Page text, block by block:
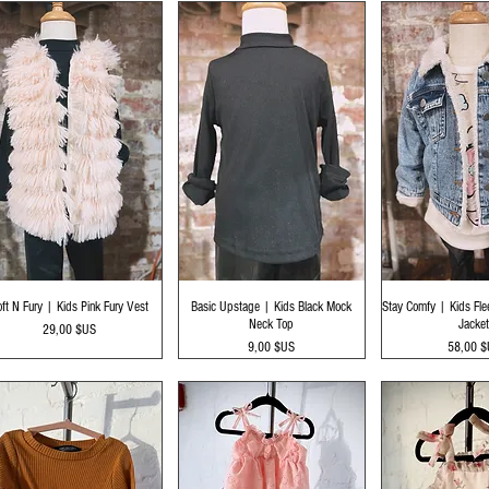
Aperçu rapide
N Fury | Kids Pink Fury Vest
Prix
29,00 $US
Aperçu rapide
Basic Upstage | Kids Black Mock
Neck Top
Prix
9,00 $US
Aperçu
Stay Comfy | Kids
Jacket
Prix
58,00